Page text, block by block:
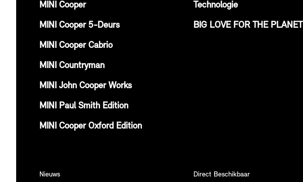
MINI Cooper
MINI Cooper 5-Deurs
MINI Cooper Cabrio
MINI Countryman
MINI John Cooper Works
MINI Paul Smith Edition
MINI Cooper Oxford Edition
Technologie
BIG LOVE FOR THE PLANET
Nieuws Direct Beschikbaar